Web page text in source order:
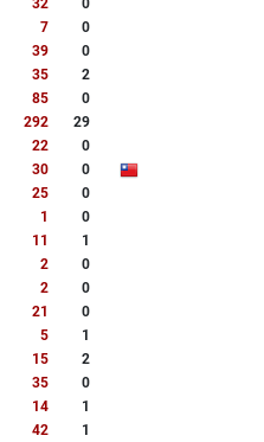
32
0
7
0
39
0
35
2
85
0
292
29
22
0
30
0
25
0
1
0
11
1
2
0
2
0
21
0
5
1
15
2
35
0
14
1
42 1